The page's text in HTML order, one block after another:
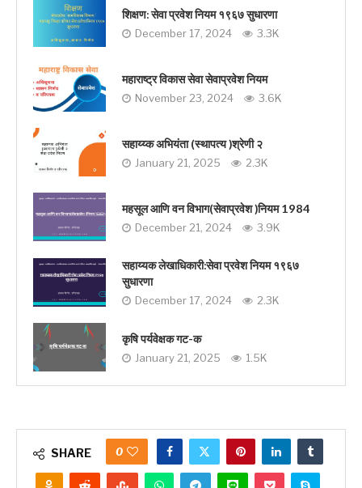
शिक्षण: सेवा प्रवेश नियम १९६७ सुधारणा
December 17, 2024 3.3K
महाराष्ट्र विकास सेवा सेवाप्रवेश नियम
November 23, 2024 3.6K
सहाय्य्क अभियंता (स्थापत्य )श्रेणी २
January 21, 2025 2.3K
महसूल आणि वन विभाग(सेवाप्रवेश )नियम 1984
December 21, 2024 3.9K
सहाय्यक लेखाधिकारी:सेवा प्रवेश नियम १९६७
सुधारणा
December 17, 2024 2.3K
कृषि पर्यवेक्षक गट-क
January 21, 2025 1.5K
SHARE 0